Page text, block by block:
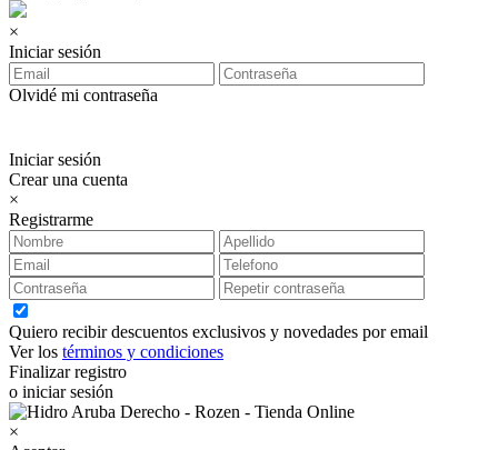
×
Iniciar sesión
Olvidé mi contraseña
Iniciar sesión
Crear una cuenta
×
Registrarme
Quiero recibir descuentos exclusivos y novedades por email
Ver los términos y condiciones
Finalizar registro
o iniciar sesión
×